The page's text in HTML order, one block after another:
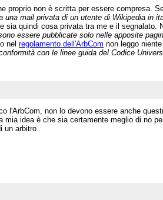
proprio non è scritta per essere compresa.
mail privata di un utente di Wikipedia in
quindi cosa privata tra me e il segnalato.
essere pubblicate solo nelle apposite
nelregolamento dell'ArbCom non leggo
con le linee guida del Codice
l'ArbCom, non lo devono essere anche
idea è che sia certamente meglio di no
un arbitro